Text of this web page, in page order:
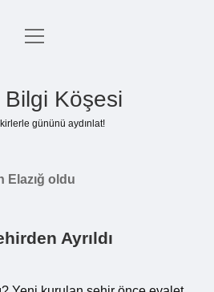
Anasayfa
Yasal Uyarı
menüyü
Bilgi Köşesi
gününü aydınlat!
Elazığ oldu
Ayrıldı